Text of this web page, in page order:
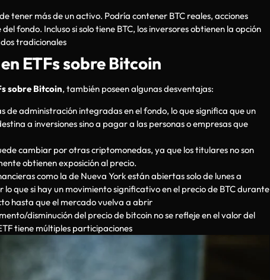
tener más de un activo. Podría contener BTC reales, acciones
fondo. Incluso si solo tiene BTC, los inversores obtienen la opción
tradicionales
ETFs sobre Bitcoin
sobre Bitcoin, también poseen algunas desventajas:
de administración integradas en el fondo, lo que significa que un
a inversiones sino a pagar a las personas o empresas que
cambiar por otras criptomonedas, ya que los titulares no son
obtienen exposición al precio.
como la de Nueva York están abiertas solo de lunes a
lo que si hay un movimiento significativo en el precio de BTC durante
hasta que el mercado vuelva a abrir
disminución del precio de bitcoin no se refleje en el valor del
tiene múltiples participaciones